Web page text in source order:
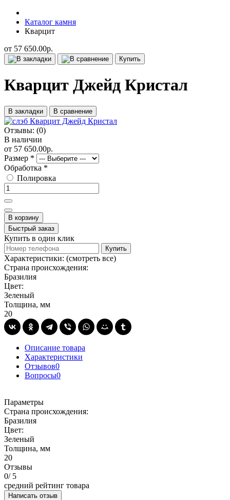
Каталог камня
Кварцит
от 57 650.00р.
Купить
Кварцит Джейд Кристал
В закладки В сравнение
Отзывы: (0)
В наличии
от 57 650.00р.
Размер *
Обработка *
Полировка
В корзину
Быстрый заказ
Купить в один клик
Купить
Характеристики: (смотреть все)
Страна происхождения:
Бразилия
Цвет:
Зеленый
Толщина, мм
20
Описание товара
Характеристики
Отзывов0
Вопросы0
Параметры
Страна происхождения:
Бразилия
Цвет:
Зеленый
Толщина, мм
20
Отзывы
0/ 5
средний рейтинг товара
Написать отзыв